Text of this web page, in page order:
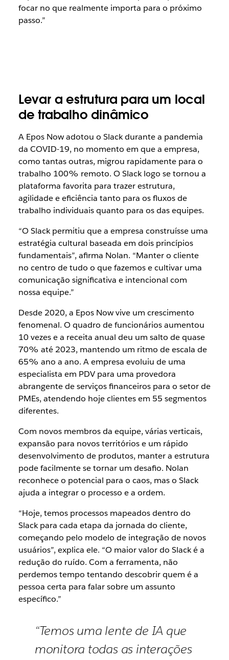
focar no que realmente importa para o próximo
passo.”
Levar a estrutura para um local
de trabalho dinâmico
A Epos Now adotou o Slack durante a pandemia
da COVID-19, no momento em que a empresa,
como tantas outras, migrou rapidamente para o
trabalho 100% remoto. O Slack logo se tornou a
plataforma favorita para trazer estrutura,
agilidade e eficiência tanto para os fluxos de
trabalho individuais quanto para os das equipes.
“O Slack permitiu que a empresa construísse uma
estratégia cultural baseada em dois princípios
fundamentais”, afirma Nolan. “Manter o cliente
no centro de tudo o que fazemos e cultivar uma
comunicação significativa e intencional com
nossa equipe.”
Desde 2020, a Epos Now vive um crescimento
fenomenal. O quadro de funcionários aumentou
10 vezes e a receita anual deu um salto de quase
70% até 2023, mantendo um ritmo de escala de
65% ano a ano. A empresa evoluiu de uma
especialista em PDV para uma provedora
abrangente de serviços financeiros para o setor de
PMEs, atendendo hoje clientes em 55 segmentos
diferentes.
Com novos membros da equipe, várias verticais,
expansão para novos territórios e um rápido
desenvolvimento de produtos, manter a estrutura
pode facilmente se tornar um desafio. Nolan
reconhece o potencial para o caos, mas o Slack
ajuda a integrar o processo e a ordem.
“Hoje, temos processos mapeados dentro do
Slack para cada etapa da jornada do cliente,
começando pelo modelo de integração de novos
usuários”, explica ele. “O maior valor do Slack é a
redução do ruído. Com a ferramenta, não
perdemos tempo tentando descobrir quem é a
pessoa certa para falar sobre um assunto
específico.”
“Temos uma lente de IA que
monitora todas as interações